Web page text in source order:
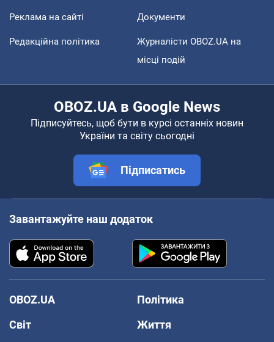
Реклама на сайті Документи
Редакційна політика
Журналісти OBOZ.UA на
місці подій
OBOZ.UA в Google News
Підписуйтесь, щоб бути в курсі останніх новин
України та світу сьогодні
Підписатись
Завантажуйте наш додаток
OBOZ.UA
Політика
Світ
Життя